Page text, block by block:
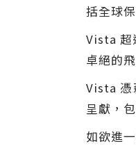
括全球
Vista 超
卓絕的
Vista 憑
呈獻，
如欲進